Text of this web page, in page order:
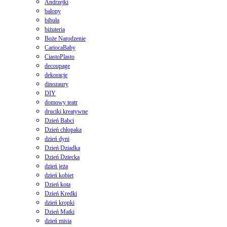
Andrzejki
balony
bibuła
biżuteria
Boże Narodzenie
CariocaBaby
CiastoPlasto
decoupage
dekoracje
dinozaury
DIY
domowy teatr
druciki kreatywne
Dzień Babci
Dzień chłopaka
dzień dyni
Dzień Dziadka
Dzień Dziecka
dzień jeża
dzień kobiet
Dzień kota
Dzień Kredki
dzień kropki
Dzień Matki
dzień misia